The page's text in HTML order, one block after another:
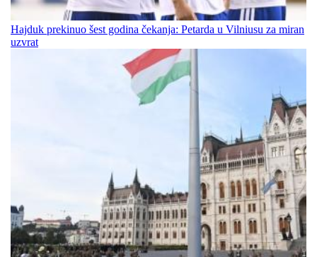
Hajduk prekinuo šest godina čekanja: Petarda u Vilniusu za miran
uzvrat